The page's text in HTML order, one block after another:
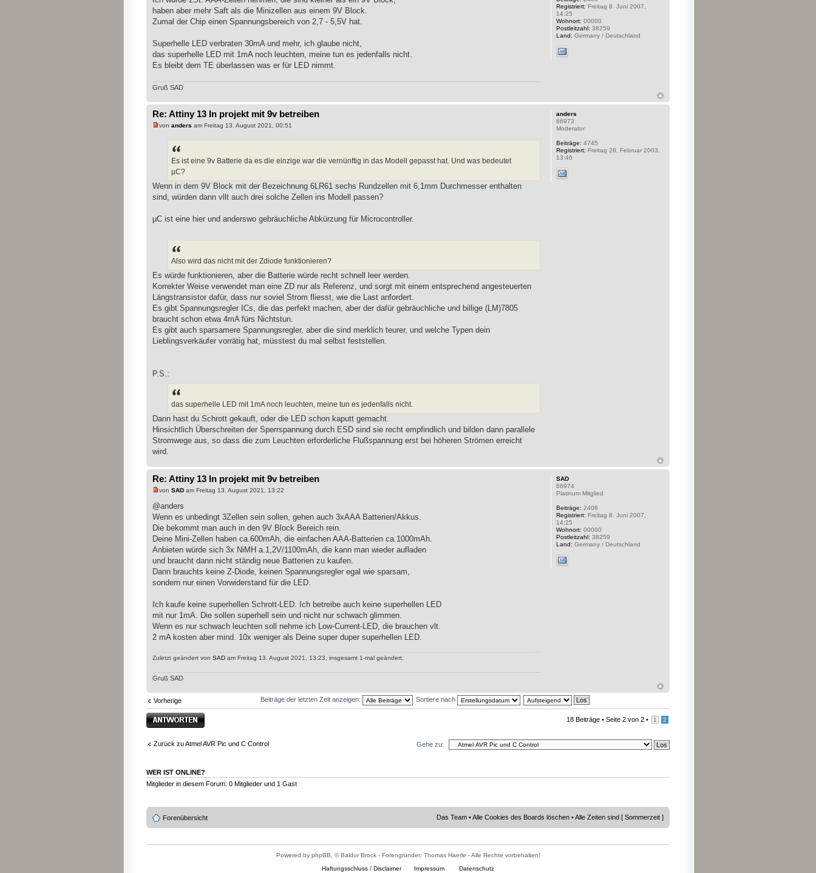
haben aber mehr Saft als die Minizellen aus einem 9V Block.
Zumal der Chip einen Spannungsbereich von 2,7 - 5,5V hat.
Superhelle LED verbraten 30mA und mehr, ich glaube nicht,
das superhelle LED mit 1mA noch leuchten, meine tun es jedenfalls nicht.
Es bleibt dem TE überlassen was er für LED nimmt.
Gruß SAD
Registriert: Freitag 8. Juni 2007,
14:25
Wohnort: 00000
Postleitzahl: 38259
Land: Germany / Deutschland
Re: Attiny 13 In projekt mit 9v betreiben
von anders am Freitag 13. August 2021, 00:51
Es ist eine 9v Batterie da es die einzige war die vernünftig in das Modell gepasst hat. Und was bedeutet
µC?
Wenn in dem 9V Block mit der Bezeichnung 6LR61 sechs Rundzellen mit 6,1mm Durchmesser enthalten
sind, würden dann vllt auch drei solche Zellen ins Modell passen?
µC ist eine hier und anderswo gebräuchliche Abkürzung für Microcontroller.
Also wird das nicht mit der Zdiode funktionieren?
Es würde funktionieren, aber die Batterie würde recht schnell leer werden.
Korrekter Weise verwendet man eine ZD nur als Referenz, und sorgt mit einem entsprechend angesteuerten
Längstransistor dafür, dass nur soviel Strom fliesst, wie die Last anfordert.
Es gibt Spannungsregler ICs, die das perfekt machen, aber der dafür gebräuchliche und billige (LM)7805
braucht schon etwa 4mA fürs Nichtstun.
Es gibt auch sparsamere Spannungsregler, aber die sind merklich teurer, und welche Typen dein
Lieblingsverkäufer vorrätig hat, müsstest du mal selbst feststellen.
P.S.:
das superhelle LED mit 1mA noch leuchten, meine tun es jedenfalls nicht.
Dann hast du Schrott gekauft, oder die LED schon kaputt gemacht.
Hinsichtlich Überschreiten der Sperrspannung durch ESD sind sie recht empfindlich und bilden dann parallele
Stromwege aus, so dass die zum Leuchten erforderliche Flußspannung erst bei höheren Strömen erreicht
wird.
anders
66973
Moderator
Beiträge: 4745
Registriert: Freitag 28. Februar 2003,
13:46
Re: Attiny 13 In projekt mit 9v betreiben
von SAD am Freitag 13. August 2021, 13:22
@anders
Wenn es unbedingt 3Zellen sein sollen, gehen auch 3xAAA Batterien/Akkus.
Die bekommt man auch in den 9V Block Bereich rein.
Deine Mini-Zellen haben ca.600mAh, die einfachen AAA-Batterien ca.1000mAh.
Anbieten würde sich 3x NiMH a.1,2V/1100mAh, die kann man wieder aufladen
und braucht dann nicht ständig neue Batterien zu kaufen.
Dann brauchts keine Z-Diode, keinen Spannungsregler egal wie sparsam,
sondern nur einen Vorwiderstand für die LED.
Ich kaufe keine superhellen Schrott-LED. Ich betreibe auch keine superhellen LED
mit nur 1mA. Die sollen superhell sein und nicht nur schwach glimmen.
Wenn es nur schwach leuchten soll nehme ich Low-Current-LED, die brauchen vlt.
2 mA kosten aber mind. 10x weniger als Deine super duper superhellen LED.
Zuletzt geändert von SAD am Freitag 13. August 2021, 13:23, insgesamt 1-mal geändert.
Gruß SAD
SAD
66974
Platinum Mitglied
Beiträge: 2406
Registriert: Freitag 8. Juni 2007,
14:25
Wohnort: 00000
Postleitzahl: 38259
Land: Germany / Deutschland
Vorherige Beiträge der letzten Zeit anzeigen: Sortiere nach
Antwort erstellen 18 Beiträge • Seite 2 von 2 • 1 2
Zurück zu Atmel AVR Pic und C Control Gehe zu:
WER IST ONLINE?
Mitglieder in diesem Forum: 0 Mitglieder und 1 Gast
Forenübersicht Das Team •Alle Cookies des Boards löschen • Alle Zeiten sind [ Sommerzeit ]
Powered by phpBB, © Baldur Brock - Forengründer: Thomas Haerle - Alle Rechte vorbehalten!
Haftungsschluss / Disclaimer
Impressum Datenschutz